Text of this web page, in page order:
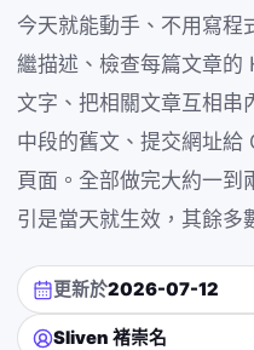
今天就能動手、不用寫程
繼描述、檢查每篇文章
文字、把相關文章互相串
中段的舊文、提交網址
頁面。全部做完大約一
引是當天就生效，其餘多
更新於2026-07-12
Sliven 褚崇名